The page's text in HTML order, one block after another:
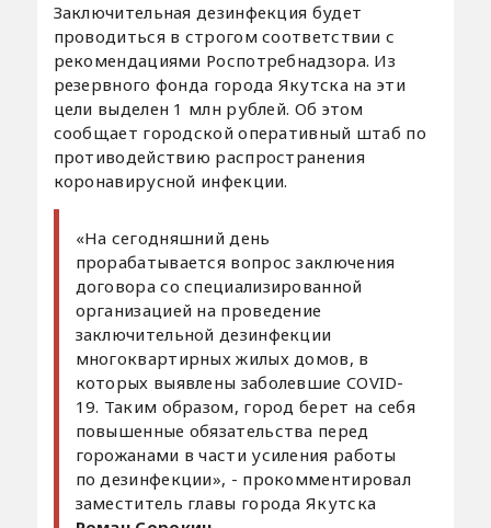
Заключительная дезинфекция будет
проводиться в строгом соответствии с
рекомендациями Роспотребнадзора. Из
резервного фонда города Якутска на эти
цели выделен 1 млн рублей. Об этом
сообщает городской оперативный штаб по
противодействию распространения
коронавирусной инфекции.
«На сегодняшний день
прорабатывается вопрос заключения
договора со специализированной
организацией на проведение
заключительной дезинфекции
многоквартирных жилых домов, в
которых выявлены заболевшие COVID-
19. Таким образом, город берет на себя
повышенные обязательства перед
горожанами в части усиления работы
по дезинфекции», - прокомментировал
заместитель главы города Якутска